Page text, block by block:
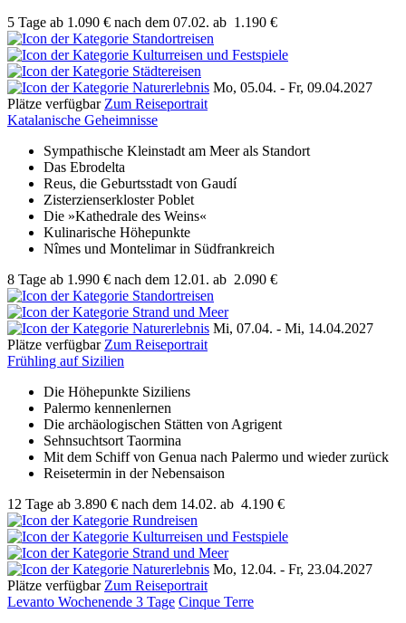
5 Tage ab 1.090 € nach dem 07.02. ab 1.190 €
Mo, 05.04. - Fr, 09.04.2027
Plätze verfügbar Zum Reiseportrait
Katalanische Geheimnisse
Sympathische Kleinstadt am Meer als Standort
Das Ebrodelta
Reus, die Geburtsstadt von Gaudí
Zisterzienserkloster Poblet
Die »Kathedrale des Weins«
Kulinarische Höhepunkte
Nîmes und Montelimar in Südfrankreich
8 Tage ab 1.990 € nach dem 12.01. ab 2.090 €
Mi, 07.04. - Mi, 14.04.2027
Plätze verfügbar Zum Reiseportrait
Frühling auf Sizilien
Die Höhepunkte Siziliens
Palermo kennenlernen
Die archäologischen Stätten von Agrigent
Sehnsuchtsort Taormina
Mit dem Schiff von Genua nach Palermo und wieder zurück
Reisetermin in der Nebensaison
12 Tage ab 3.890 € nach dem 14.02. ab 4.190 €
Mo, 12.04. - Fr, 23.04.2027
Plätze verfügbar Zum Reiseportrait
Levanto Wochenende 3 Tage Cinque Terre